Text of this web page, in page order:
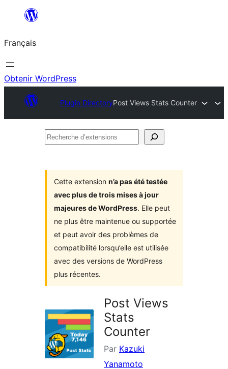
contenu
Français
Obtenir WordPress
Plugin DirectoryPost Views Stats Counter
Recherche
Cette extension n’a pas été testée
avec plus de trois mises à jour
majeures de WordPress. Elle peut
ne plus être maintenue ou supportée
et peut avoir des problèmes de
compatibilité lorsqu’elle est utilisée
avec des versions de WordPress
plus récentes.
Post Views
Stats
Counter
Par Kazuki
Yanamoto